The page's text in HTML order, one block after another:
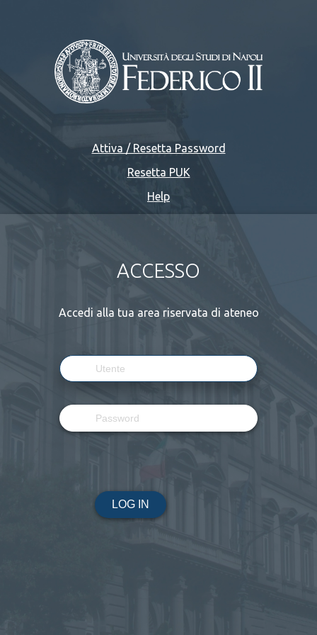
Attiva / Resetta Password
Resetta PUK
Help
ACCESSO
Accedi alla tua area riservata di ateneo